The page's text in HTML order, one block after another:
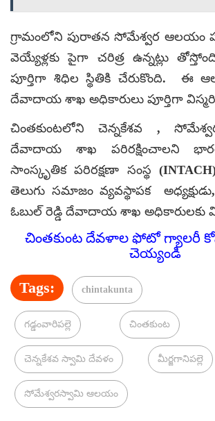
గ్రామంలోని పురాతన సోమేశ్వర ఆలయం
వెయ్యేళ్లకు పైగా చరిత్ర ఉన్నట్లు
పూర్తిగా శిధిల స్థితికి చేరుకొంది. ఈ
దేవాదాయ శాఖ అధికారులు పూర్తిగా
చింతకుంటలోని చెన్నకేశవ ,
దేవాదాయ శాఖ పరిరక్షించాలని
సాంస్కృతిక పరిరక్షణా సంస్థ
తెలుగు సమాజం వ్యవస్థాపక
ఓబుల్ రెడ్డి దేవాదాయ శాఖ అధికారులకు
చింతకుంట దేవళాల ఫోటో గ్యాలరీ
చెయ్యండి
Tags: chintakunta
గడ్డంవారిపల్లె చింతకుంట
చెన్నకేశవ స్వామి దేవళం మీర్జగానిపల్లె
సోమేశ్వరస్వామి ఆలయం